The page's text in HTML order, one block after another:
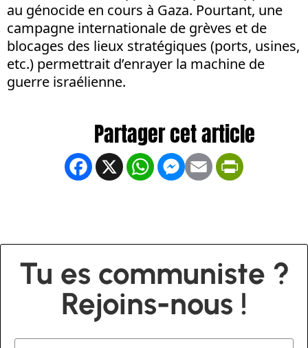
au génocide en cours à Gaza. Pourtant, une
campagne internationale de grèves et de
blocages des lieux stratégiques (ports, usines,
etc.) permettrait d’enrayer la machine de
guerre israélienne.
Facebook
X WhatsApp
Messenger
Email
Tu es communiste ?
Rejoins-nous !